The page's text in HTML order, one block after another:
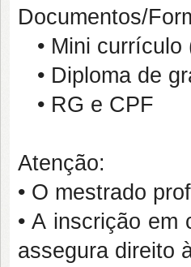
Documentos/
• Mini currículo
• Diploma de
• RG e CPF
Atenção:
• O mestrado
• A inscrição em
assegura direito